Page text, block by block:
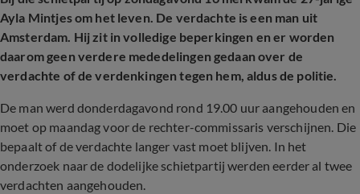
Ayla Mintjes om het leven. De verdachte is een man uit
Amsterdam. Hij zit in volledige beperkingen en er worden
daarom geen verdere mededelingen gedaan over de
verdachte of de verdenkingen tegen hem, aldus de politie.
De man werd donderdagavond rond 19.00 uur aangehouden en
moet op maandag voor de rechter-commissaris verschijnen. Die
bepaalt of de verdachte langer vast moet blijven. In het
onderzoek naar de dodelijke schietpartij werden eerder al twee
verdachten aangehouden.